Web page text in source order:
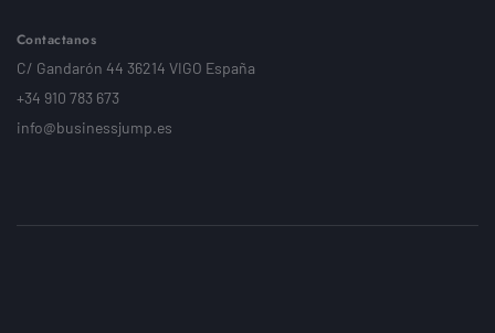
Contactanos
C/ Gandarón 44 36214 VIGO España
+34 910 783 673
info@businessjump.es